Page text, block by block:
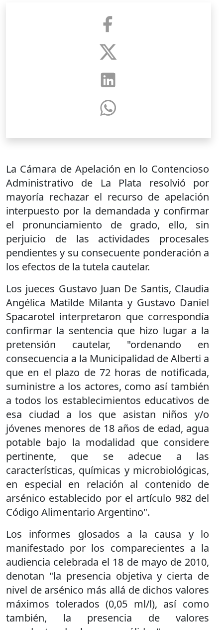
La Cámara de Apelación en lo Contencioso
Administrativo de La Plata resolvió por
mayoría rechazar el recurso de apelación
interpuesto por la demandada y confirmar
el pronunciamiento de grado, ello, sin
perjuicio de las actividades procesales
pendientes y su consecuente ponderación a
los efectos de la tutela cautelar.
Los jueces Gustavo Juan De Santis, Claudia
Angélica Matilde Milanta y Gustavo Daniel
Spacarotel interpretaron que correspondía
confirmar la sentencia que hizo lugar a la
pretensión cautelar, "ordenando en
consecuencia a la Municipalidad de Alberti a
que en el plazo de 72 horas de notificada,
suministre a los actores, como así también
a todos los establecimientos educativos de
esa ciudad a los que asistan niños y/o
jóvenes menores de 18 años de edad, agua
potable bajo la modalidad que considere
pertinente, que se adecue a las
características, químicas y microbiológicas,
en especial en relación al contenido de
arsénico establecido por el artículo 982 del
Código Alimentario Argentino".
Los informes glosados a la causa y lo
manifestado por los comparecientes a la
audiencia celebrada el 18 de mayo de 2010,
denotan "la presencia objetiva y cierta de
nivel de arsénico más allá de dichos valores
máximos tolerados (0,05 ml/l), así como
también, la presencia de valores